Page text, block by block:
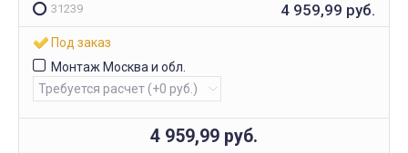
31239 4 959,99 руб.
Под заказ
Монтаж Москва и обл.
4 959,99 руб.